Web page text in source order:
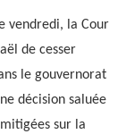
vendredi, la Cour
de cesser
le gouvernorat
décision saluée
sur la